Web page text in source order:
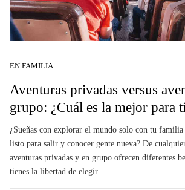
EN FAMILIA
Aventuras privadas versus
grupo: ¿Cuál es la mejor para
¿Sueñas con explorar el mundo solo con tu familia
listo para salir y conocer gente nueva? De
aventuras privadas y en grupo ofrecen diferentes
tienes la libertad de elegir…